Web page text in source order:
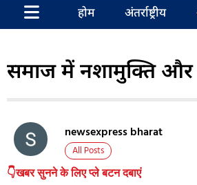
होम अंतर्राष्ट्रीय
समाज में नशामुक्ति और
newsexpress bharat
All Posts
👇खबर सुनने के लिए प्ले बटन दबाएं